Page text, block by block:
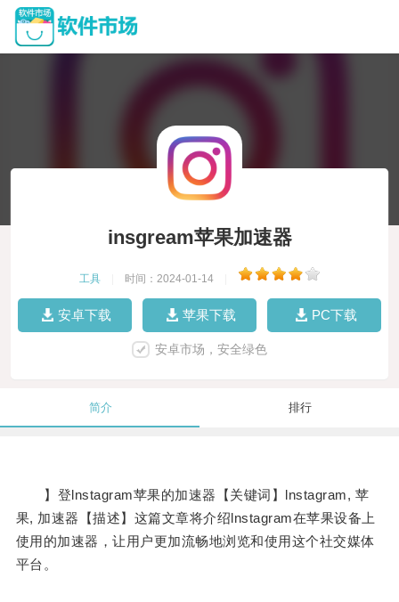
insgream苹果加速器
工具 时间：2024-01-14
安卓下载 苹果下载 PC下载
安卓市场，安全绿色
简介 排行
】登lnstagram苹果的加速器【关键词】lnstagram, 苹
果, 加速器【描述】这篇文章将介绍lnstagram在苹果设备上
使用的加速器，让用户更加流畅地浏览和使用这个社交媒体
平台。